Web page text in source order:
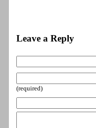
Leave a Reply
(required)